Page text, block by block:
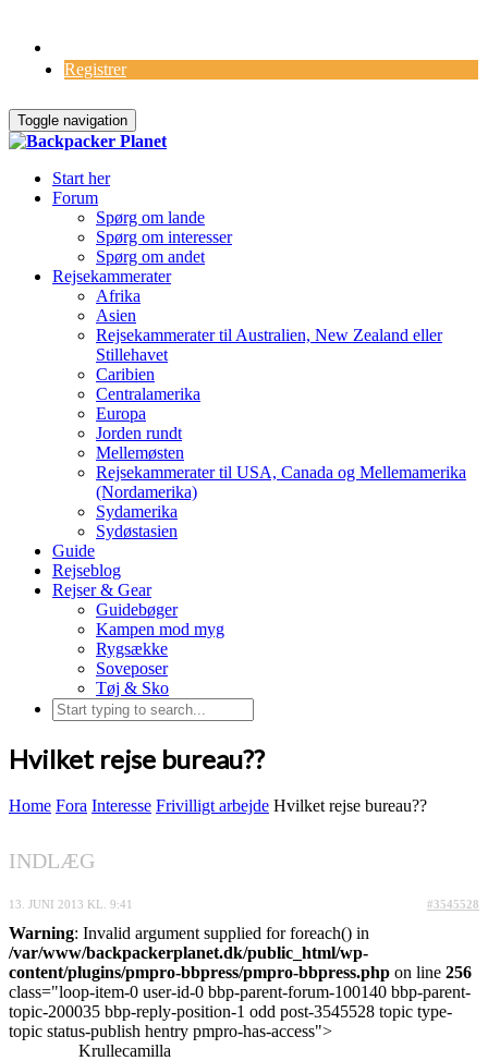
Registrer
Toggle navigation
Start her
Forum
Spørg om lande
Spørg om interesser
Spørg om andet
Rejsekammerater
Afrika
Asien
Rejsekammerater til Australien, New Zealand eller
Stillehavet
Caribien
Centralamerika
Europa
Jorden rundt
Mellemøsten
Rejsekammerater til USA, Canada og Mellemamerika
(Nordamerika)
Sydamerika
Sydøstasien
Guide
Rejseblog
Rejser & Gear
Guidebøger
Kampen mod myg
Rygsække
Soveposer
Tøj & Sko
Hvilket rejse bureau??
Home Fora Interesse Frivilligt arbejde Hvilket rejse bureau??
INDLÆG
13. JUNI 2013 KL. 9:41 #3545528
Warning: Invalid argument supplied for foreach() in
/var/www/backpackerplanet.dk/public_html/wp-
content/plugins/pmpro-bbpress/pmpro-bbpress.php on line 256
class="loop-item-0 user-id-0 bbp-parent-forum-100140 bbp-parent-
topic-200035 bbp-reply-position-1 odd post-3545528 topic type-
topic status-publish hentry pmpro-has-access">
Krullecamilla